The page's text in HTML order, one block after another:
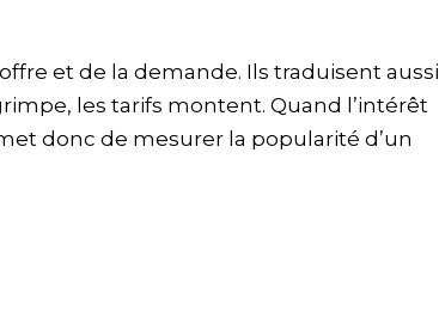
et de la demande. Ils traduisent aussi
les tarifs montent. Quand l’intérêt
donc de mesurer la popularité d’un